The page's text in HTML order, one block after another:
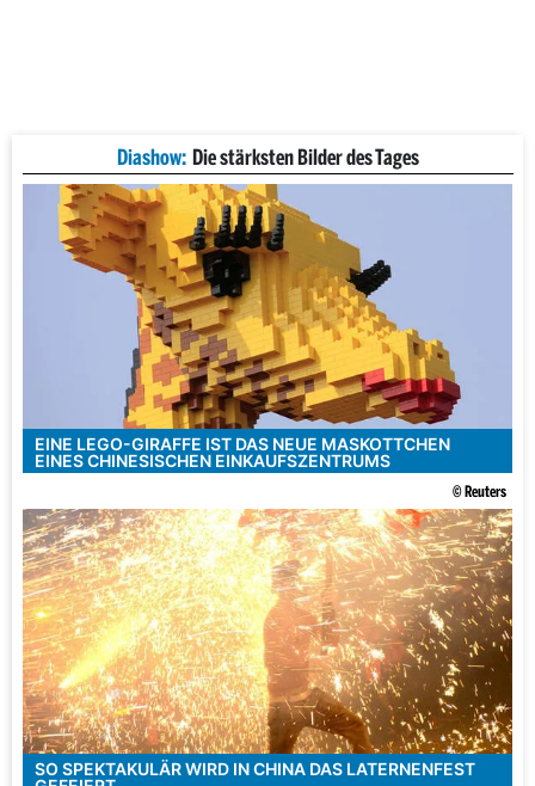
Diashow: Die stärksten Bilder des Tages
EINE LEGO-GIRAFFE IST DAS NEUE MASKOTTCHEN
EINES CHINESISCHEN EINKAUFSZENTRUMS
© Reuters
SO SPEKTAKULÄR WIRD IN CHINA DAS LATERNENFEST